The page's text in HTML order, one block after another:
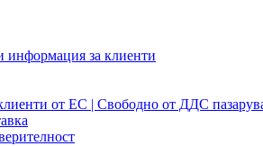
за клиенти
от ЕС | Свободно от ДДС